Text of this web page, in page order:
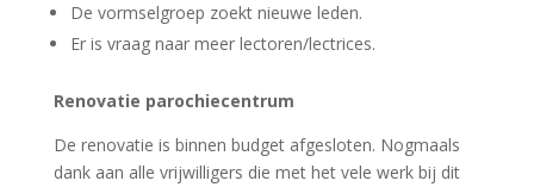
De vormselgroep zoekt nieuwe leden.
Er is vraag naar meer lectoren/lectrices.
Renovatie parochiecentrum
De renovatie is binnen budget afgesloten. Nogmaals
dank aan alle vrijwilligers die met het vele werk bij dit